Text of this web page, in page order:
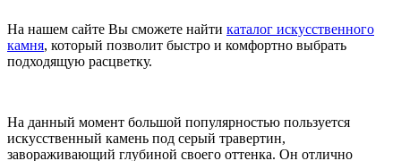
На нашем сайте Вы сможете найти каталог искусственного
камня, который позволит быстро и комфортно выбрать
подходящую расцветку.
На данный момент большой популярностью пользуется
искусственный камень под серый травертин,
завораживающий глубиной своего оттенка. Он отлично